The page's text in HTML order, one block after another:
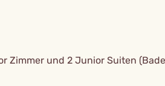
Zimmer und 2 Junior Suiten